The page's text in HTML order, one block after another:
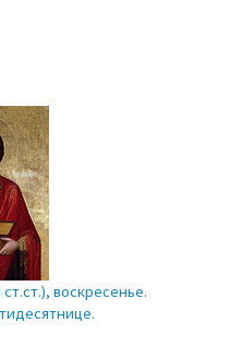
ст.ст.), воскресенье.